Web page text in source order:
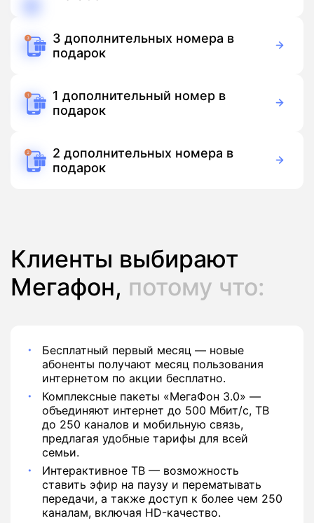
3 дополнительных номера в
подарок
1 дополнительный номер в
подарок
2 дополнительных номера в
подарок
Клиенты выбирают
Мегафон, потому что:
Бесплатный первый месяц — новые
абоненты получают месяц пользования
интернетом по акции бесплатно.
Комплексные пакеты «МегаФон 3.0» —
объединяют интернет до 500 Мбит/с, ТВ
до 250 каналов и мобильную связь,
предлагая удобные тарифы для всей
семьи.
Интерактивное ТВ — возможность
ставить эфир на паузу и перематывать
передачи, а также доступ к более чем 250
каналам, включая HD-качество.